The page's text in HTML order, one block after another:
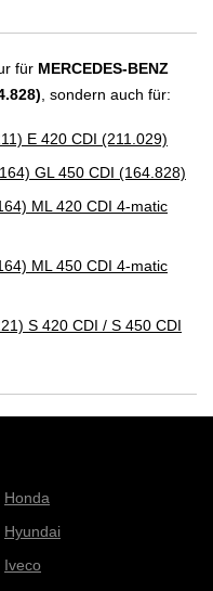
für MERCEDES-BENZ
, sondern auch für:
E 420 CDI (211.029)
GL 450 CDI (164.828)
ML 420 CDI 4-matic
ML 450 CDI 4-matic
S 420 CDI / S 450 CDI
Honda
Hyundai
Iveco